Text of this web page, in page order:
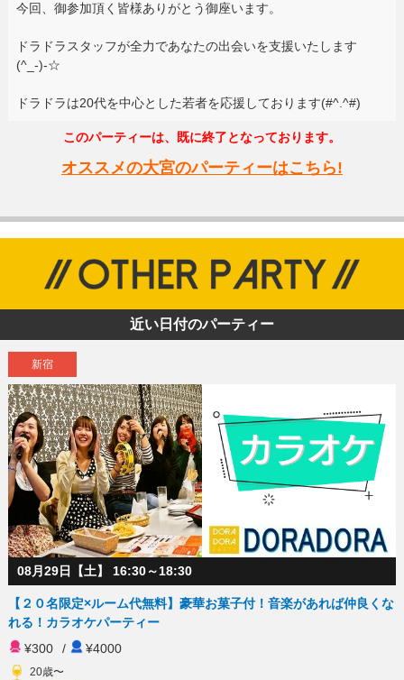
今回、御参加頂く皆様ありがとう御座います。
ドラドラスタッフが全力であなたの出会いを支援いたします
(^_-)-☆
ドラドラは20代を中心とした若者を応援しております(#^.^#)
このパーティーは、既に終了となっております。
オススメの大宮のパーティーはこちら!
近い日付のパーティー
新宿
08月29日【土】 16:30～18:30
【２０名限定×ルーム代無料】豪華お菓子付！音楽があれば仲良くな
れる！カラオケパーティー
¥300
/ ¥4000
20歳〜